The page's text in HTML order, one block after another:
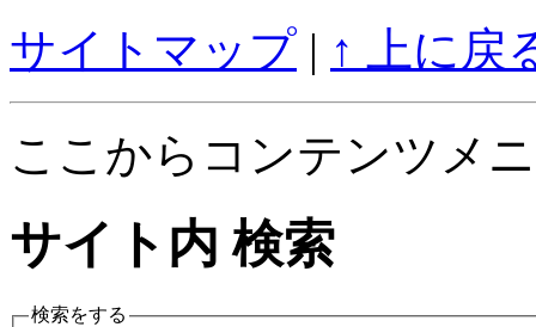
サイトマップ | ↑ 上に戻
ここからコンテンツメ
サイト内 検索
検索をする